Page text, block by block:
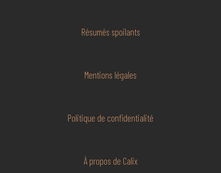
Résumés spoilants
Mentions légales
Politique de confidentialité
À propos de Calix